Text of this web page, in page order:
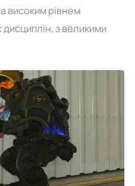
високим рівнем
з великими
під час тестування
змогла отримати доступ